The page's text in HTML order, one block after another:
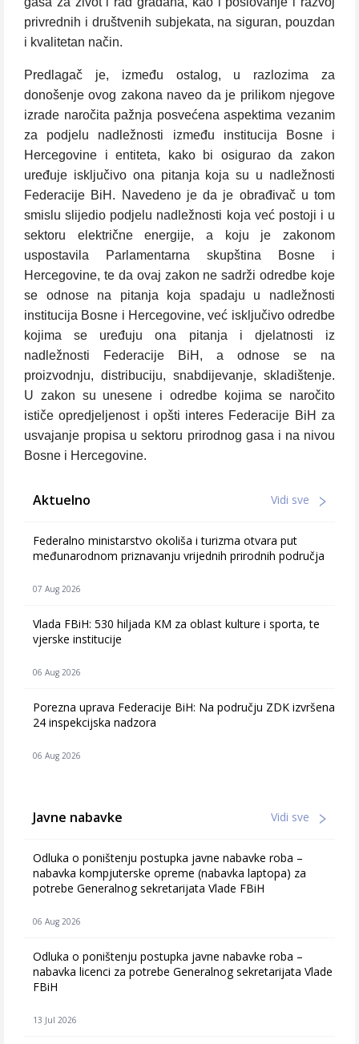
privrednih i društvenih subjekata, na siguran, pouzdan
i kvalitetan način.
Predlagač je, između ostalog, u razlozima za
donošenje ovog zakona naveo da je prilikom njegove
izrade naročita pažnja posvećena aspektima vezanim
za podjelu nadležnosti između institucija Bosne i
Hercegovine i entiteta, kako bi osigurao da zakon
uređuje isključivo ona pitanja koja su u nadležnosti
Federacije BiH. Navedeno je da je obrađivač u tom
smislu slijedio podjelu nadležnosti koja već postoji i u
sektoru električne energije, a koju je zakonom
uspostavila Parlamentarna skupština Bosne i
Hercegovine, te da ovaj zakon ne sadrži odredbe koje
se odnose na pitanja koja spadaju u nadležnosti
institucija Bosne i Hercegovine, već isključivo odredbe
kojima se uređuju ona pitanja i djelatnosti iz
nadležnosti Federacije BiH, a odnose se na
proizvodnju, distribuciju, snabdijevanje, skladištenje.
U zakon su unesene i odredbe kojima se naročito
ističe opredjeljenost i opšti interes Federacije BiH za
usvajanje propisa u sektoru prirodnog gasa i na nivou
Bosne i Hercegovine.
Aktuelno Vidi sve
Federalno ministarstvo okoliša i turizma otvara put
međunarodnom priznavanju vrijednih prirodnih područja
07 Aug 2026
Vlada FBiH: 530 hiljada KM za oblast kulture i sporta, te
vjerske institucije
06 Aug 2026
Porezna uprava Federacije BiH: Na području ZDK izvršena
24 inspekcijska nadzora
06 Aug 2026
Javne nabavke Vidi sve
Odluka o poništenju postupka javne nabavke roba –
nabavka kompjuterske opreme (nabavka laptopa) za
potrebe Generalnog sekretarijata Vlade FBiH
06 Aug 2026
Odluka o poništenju postupka javne nabavke roba –
nabavka licenci za potrebe Generalnog sekretarijata Vlade
FBiH
13 Jul 2026